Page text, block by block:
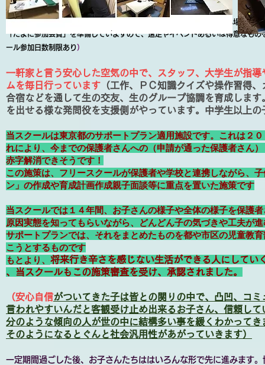
学校には行けているけど、多数交友がうまくいかない、安心仲間や安心場が欲し
「たまに参加会費」を準備していますので、遠足やイベントあるいは得意なも
ール参加日数制限あり）
一軒家と言う安心した空気の中で、スタッフ、大学生が指
ムを毎日行っています （工作、ＰＣ知識クイズや操作習得
合宿などを通して生の交友、生のグループ協調を育成します
を出せる様な発問役を支援側がやっています。中学生以上
当スクールは東京都のサポートプラン適用施設です。これは２
れにより、今までの保護者さんへの（申請が通った保護者さん
赤字解消できそうです！
この施策は、フリースクールが保護者や学校と連携しながら、
ン」の作成や育成計画作成親子面談等に重点を置いた施策です
当スクールでは１４年間、お子さんの様子や全体の様子を保護
原因実態を知ってもらいながら、どんどん子の気づきや工夫が
サポートプランでは、 それをまとめたものを都や市区の児童教
こうとするものです
もとより、 将来行き辛さを感じない生活ができる人にしてい
、当スクールもこの施策審査を受け、承認されました。
（安心自信がついてきた子は皆との関りの中で、凸凹、コ
言われやすいんだと客観受け止め出来るお子さん、信頼し
分のような傾向の人が世の中に結構多い事を緩くわかって
そのようになるとぐんと社会汎用性があがっていきます）
一定期間過ごした後、お子さんたちははいろんな形で先に進みます。